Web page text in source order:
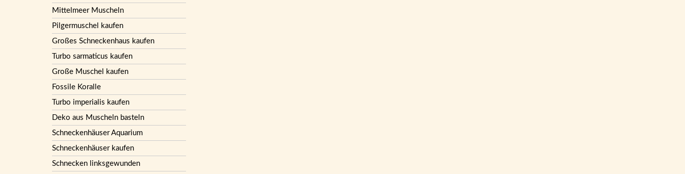
Mittelmeer Muscheln
Pilgermuschel kaufen
Großes Schneckenhaus kaufen
Turbo sarmaticus kaufen
Große Muschel kaufen
Fossile Koralle
Turbo imperialis kaufen
Deko aus Muscheln basteln
Schneckenhäuser Aquarium
Schneckenhäuser kaufen
Schnecken linksgewunden